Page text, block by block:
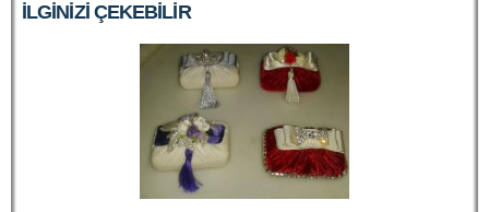
ILGINIZI ÇEKEBILIR